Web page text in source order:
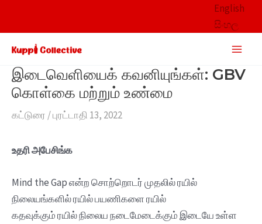
English
සිංහල
Main
இடைவெளியைக் கவனியுங்கள்: GBV
கொள்கை மற்றும் உண்மை
கட்டுரை /புரட்டாதி 13, 2022
உதரி அபேசிங்க
Mind the Gap என்ற சொற்றொடர் முதலில் ரயில்
நிலையங்களில் ரயில் பயணிகளை ரயில்
கதவுக்கும் ரயில் நிலைய நடைமேடைக்கும் இடையே உள்ள